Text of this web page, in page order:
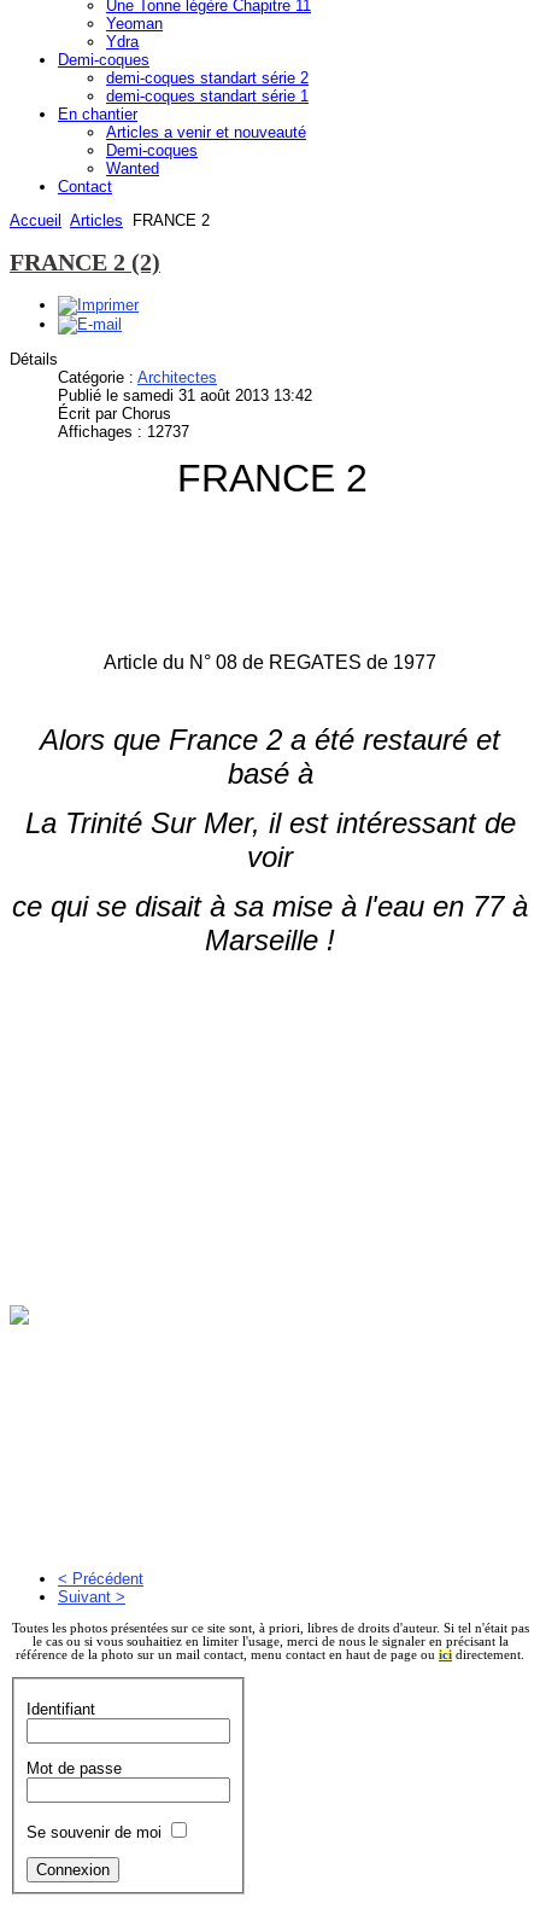
Une Tonne légère Chapitre 11
Yeoman
Ydra
Demi-coques
demi-coques standart série 2
demi-coques standart série 1
En chantier
Articles a venir et nouveauté
Demi-coques
Wanted
Contact
Accueil
Articles FRANCE 2
FRANCE 2 (2)
Détails
Catégorie : Architectes
Publié le samedi 31 août 2013 13:42
Écrit par Chorus
Affichages : 12737
FRANCE 2
Article du N° 08 de REGATES de 1977
Alors que France 2 a été restauré et
basé à
La Trinité Sur Mer, il est intéressant de
voir
ce qui se disait à sa mise à l'eau en 77 à
Marseille !
< Précédent
Suivant >
Toutes les photos présentées sur ce site sont, à priori, libres de droits d'auteur. Si tel n'était pas
le cas ou si vous souhaitiez en limiter l'usage, merci de nous le signaler en précisant la
référence de la photo sur un mail contact, menu contact en haut de page ou ici directement.
Identifiant
Mot de passe
Se souvenir de moi